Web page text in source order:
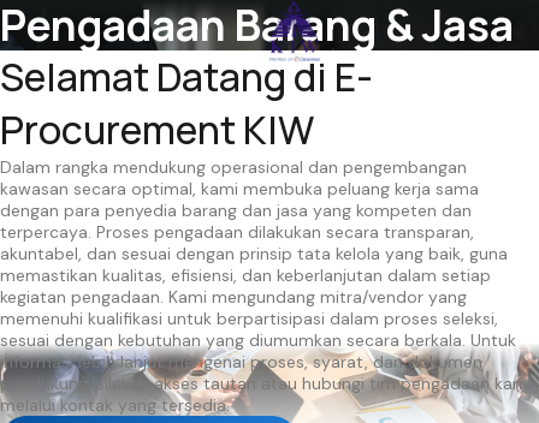
Pengadaan Barang & Jasa
Selamat Datang di E-
Procurement KIW
Dalam rangka mendukung operasional dan pengembangan
kawasan secara optimal, kami membuka peluang kerja sama
dengan para penyedia barang dan jasa yang kompeten dan
terpercaya. Proses pengadaan dilakukan secara transparan,
akuntabel, dan sesuai dengan prinsip tata kelola yang baik, guna
memastikan kualitas, efisiensi, dan keberlanjutan dalam setiap
kegiatan pengadaan. Kami mengundang mitra/vendor yang
memenuhi kualifikasi untuk berpartisipasi dalam proses seleksi,
sesuai dengan kebutuhan yang diumumkan secara berkala. Untuk
informasi lebih lanjut mengenai proses, syarat, dan dokumen
pendukung, silakan akses tautan atau hubungi tim pengadaan kami
melalui kontak yang tersedia.